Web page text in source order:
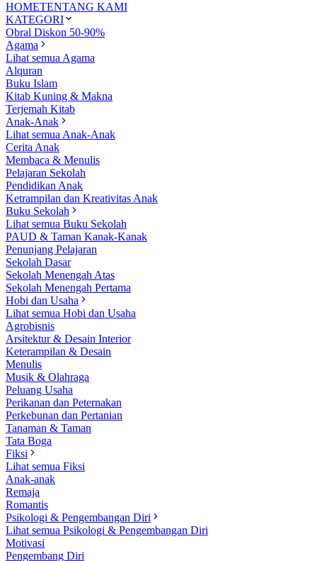
HOMETENTANG KAMI
KATEGORI
Obral Diskon 50-90%
Agama
Lihat semua Agama
Alquran
Buku Islam
Kitab Kuning & Makna
Terjemah Kitab
Anak-Anak
Lihat semua Anak-Anak
Cerita Anak
Membaca & Menulis
Pelajaran Sekolah
Pendidikan Anak
Ketrampilan dan Kreativitas Anak
Buku Sekolah
Lihat semua Buku Sekolah
PAUD & Taman Kanak-Kanak
Penunjang Pelajaran
Sekolah Dasar
Sekolah Menengah Atas
Sekolah Menengah Pertama
Hobi dan Usaha
Lihat semua Hobi dan Usaha
Agrobisnis
Arsitektur & Desain Interior
Keterampilan & Desain
Menulis
Musik & Olahraga
Peluang Usaha
Perikanan dan Peternakan
Perkebunan dan Pertanian
Tanaman & Taman
Tata Boga
Fiksi
Lihat semua Fiksi
Anak-anak
Remaja
Romantis
Psikologi & Pengembangan Diri
Lihat semua Psikologi & Pengembangan Diri
Motivasi
Pengembang Diri